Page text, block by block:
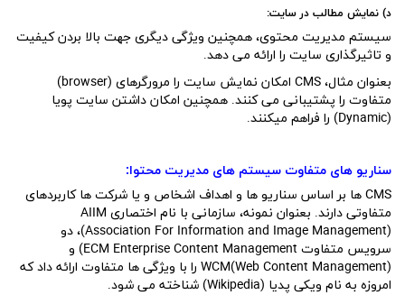
د) نمایش مطالب در سایت:
سیستم مدیریت محتوی، همچنین ویژگی دیگری جهت بالا بردن کیفیت
و تاثیرگذاری سایت را ارائه می دهد.
بعنوان مثال، CMS امکان نمایش سایت را مرورگرهای (browser)
متفاوت را پشتیبانی می کنند. همچنین امکان داشتن سایت پویا
(Dynamic) را فراهم میکنند.
سناریو های متفاوت سیستم های مدیریت محتوا:
CMS ها بر اساس سناریو ها و اهداف اشخاص و یا شرکت ها کاربردهای
متفاوتی دارند. بعنوان نمونه، سازمانی با نام اختصاری AIIM
(Association For Information and Image Management)، دو
سرویس متفاوت ECM Enterprise Content Management) و
WCM(Web Content Management) را با ویژگی ها متفاوت ارائه داد که
امروزه به نام ویکی پدیا (Wikipedia) شناخته می شود.